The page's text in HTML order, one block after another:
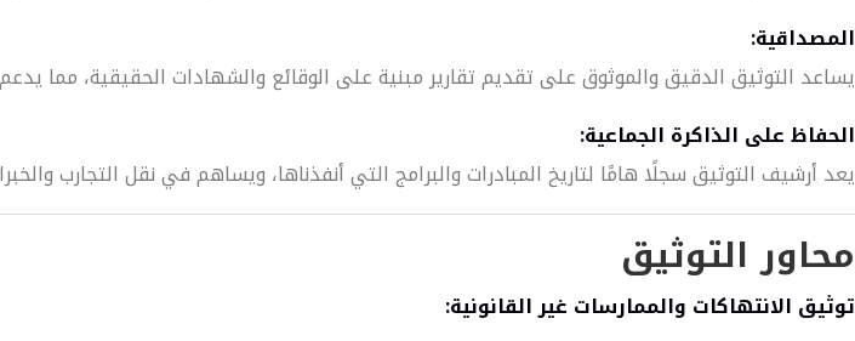
المصداقية:
يساعد التوثيق الدقيق والموثوق على تقديم تقارير مبنية على الوقائع والشهادات الحقيقية، مما
الحفاظ على الذاكرة الجماعية:
يعد أرشيف التوثيق سجلًا هامًا لتاريخ المبادرات والبرامج التي أنفذناها، ويساهم في نقل التجارب
محاور التوثيق
توثيق الانتهاكات والممارسات غير القانونية: